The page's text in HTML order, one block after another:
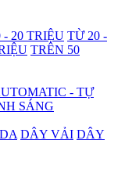
- 20 TRIỆU TỪ 20 -
TRÊN 50
- TỰ
SÁNG
DÂY VẢI DÂY